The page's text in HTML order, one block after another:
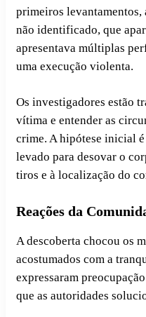
primeiros levantamentos,
não identificado, que
apresentava múltiplas
uma execução violenta.
Os investigadores estão
vítima e entender as
crime. A hipótese inicial
levado para desovar o
tiros e à localização do
Reações da
A descoberta chocou os
acostumados com a
expressaram
que as autoridades